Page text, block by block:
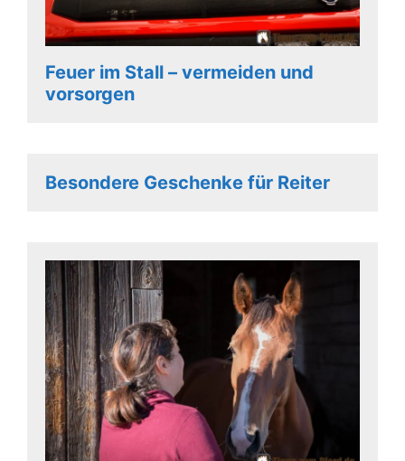
Feuer im Stall – vermeiden und
vorsorgen
Besondere Geschenke für Reiter